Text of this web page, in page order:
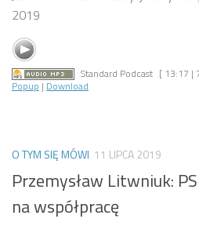
2019
Standard Podcast [ 13:17 |
Popup | Download
O TYM SIĘ MÓWI 11 LIPCA 2019
Przemysław Litwniuk:
na współpracę